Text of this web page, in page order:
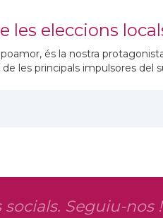
les eleccions
és la nostra
les principals impulsores del
socials. Seguiu-nos !